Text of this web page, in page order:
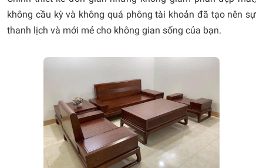
không cầu kỳ và không quá phông tài khoản đã tạo nên sự
thanh lịch và mới mẻ cho không gian sống của bạn.